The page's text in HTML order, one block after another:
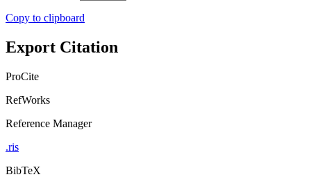
Copy to clipboard
Export Citation
ProCite
RefWorks
Reference Manager
.ris
BibTeX